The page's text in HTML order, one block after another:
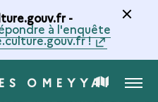
-
à l'enquête
!
OMEYYADES
CARTE MENU